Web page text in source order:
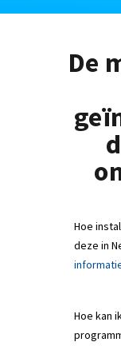
De
Hoe
deze in
Hoe kan